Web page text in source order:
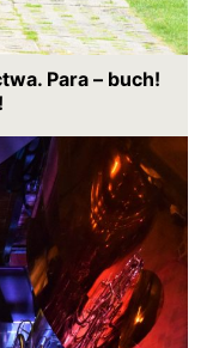
Para – buch!